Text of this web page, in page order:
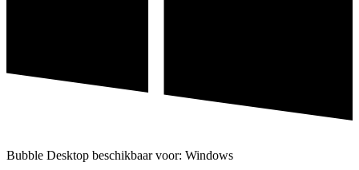
Bubble Desktop beschikbaar voor: Windows